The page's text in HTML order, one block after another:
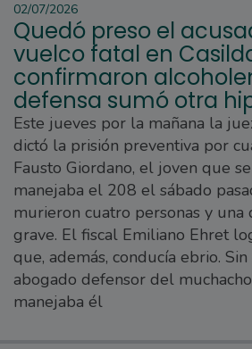
02/07/2026
Quedó preso el
vuelco fatal en
confirmaron
defensa sumó otra
Este jueves por la mañana la
dictó la prisión preventiva por
Fausto Giordano, el joven que
manejaba el 208 el sábado
murieron cuatro personas y
grave. El fiscal Emiliano Ehret
que, además, conducía ebrio.
abogado defensor del
manejaba él